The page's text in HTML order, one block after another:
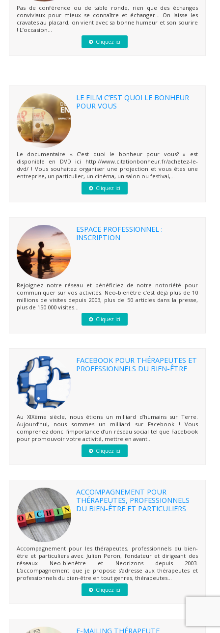
Pas de conférence ou de table ronde, rien que des échanges
conviviaux pour mieux se connaître et échanger… On laisse les
cravates au placard, on vient avec sa bonne humeur et son sourire
! L’occasion...
Cliquez ici
LE FILM C’EST QUOI LE BONHEUR
POUR VOUS
Le documentaire « C’est quoi le bonheur pour vous? » est
disponible en DVD ici http://www.citationbonheur.fr/achetez-le-
dvd/ ! Vous souhaitez organiser une projection et vous êtes une
entreprise, un particulier, un cinéma, un salon ou festival,...
Cliquez ici
ESPACE PROFESSIONNEL :
INSCRIPTION
Rejoignez notre réseau et bénéficiez de notre notoriété pour
communiquer sur vos activités. Neo-bienêtre c’est déjà plus de 10
millions de visites depuis 2003, plus de 50 articles dans la presse,
plus de 150 000 visites...
Cliquez ici
FACEBOOK POUR THÉRAPEUTES ET
PROFESSIONNELS DU BIEN-ÊTRE
Au XIXème siècle, nous étions un milliard d’humains sur Terre.
Aujourd’hui, nous sommes un milliard sur Facebook ! Vous
comprenez donc l’importance d’un réseau social tel que Facebook
pour promouvoir votre activité, mettre en avant...
Cliquez ici
ACCOMPAGNEMENT POUR
THÉRAPEUTES, PROFESSIONNELS
DU BIEN-ÊTRE ET PARTICULIERS
Accompagnement pour les thérapeutes, professionnels du bien-
être et particuliers avec Julien Peron, fondateur et dirigeant des
réseaux Neo-bienêtre et Neorizons depuis 2003.
L'accompagnement que je propose s'adresse aux thérapeutes et
professionnels du bien-être en tout genres, thérapeutes...
Cliquez ici
E-MAILING THÉRAPEUTE